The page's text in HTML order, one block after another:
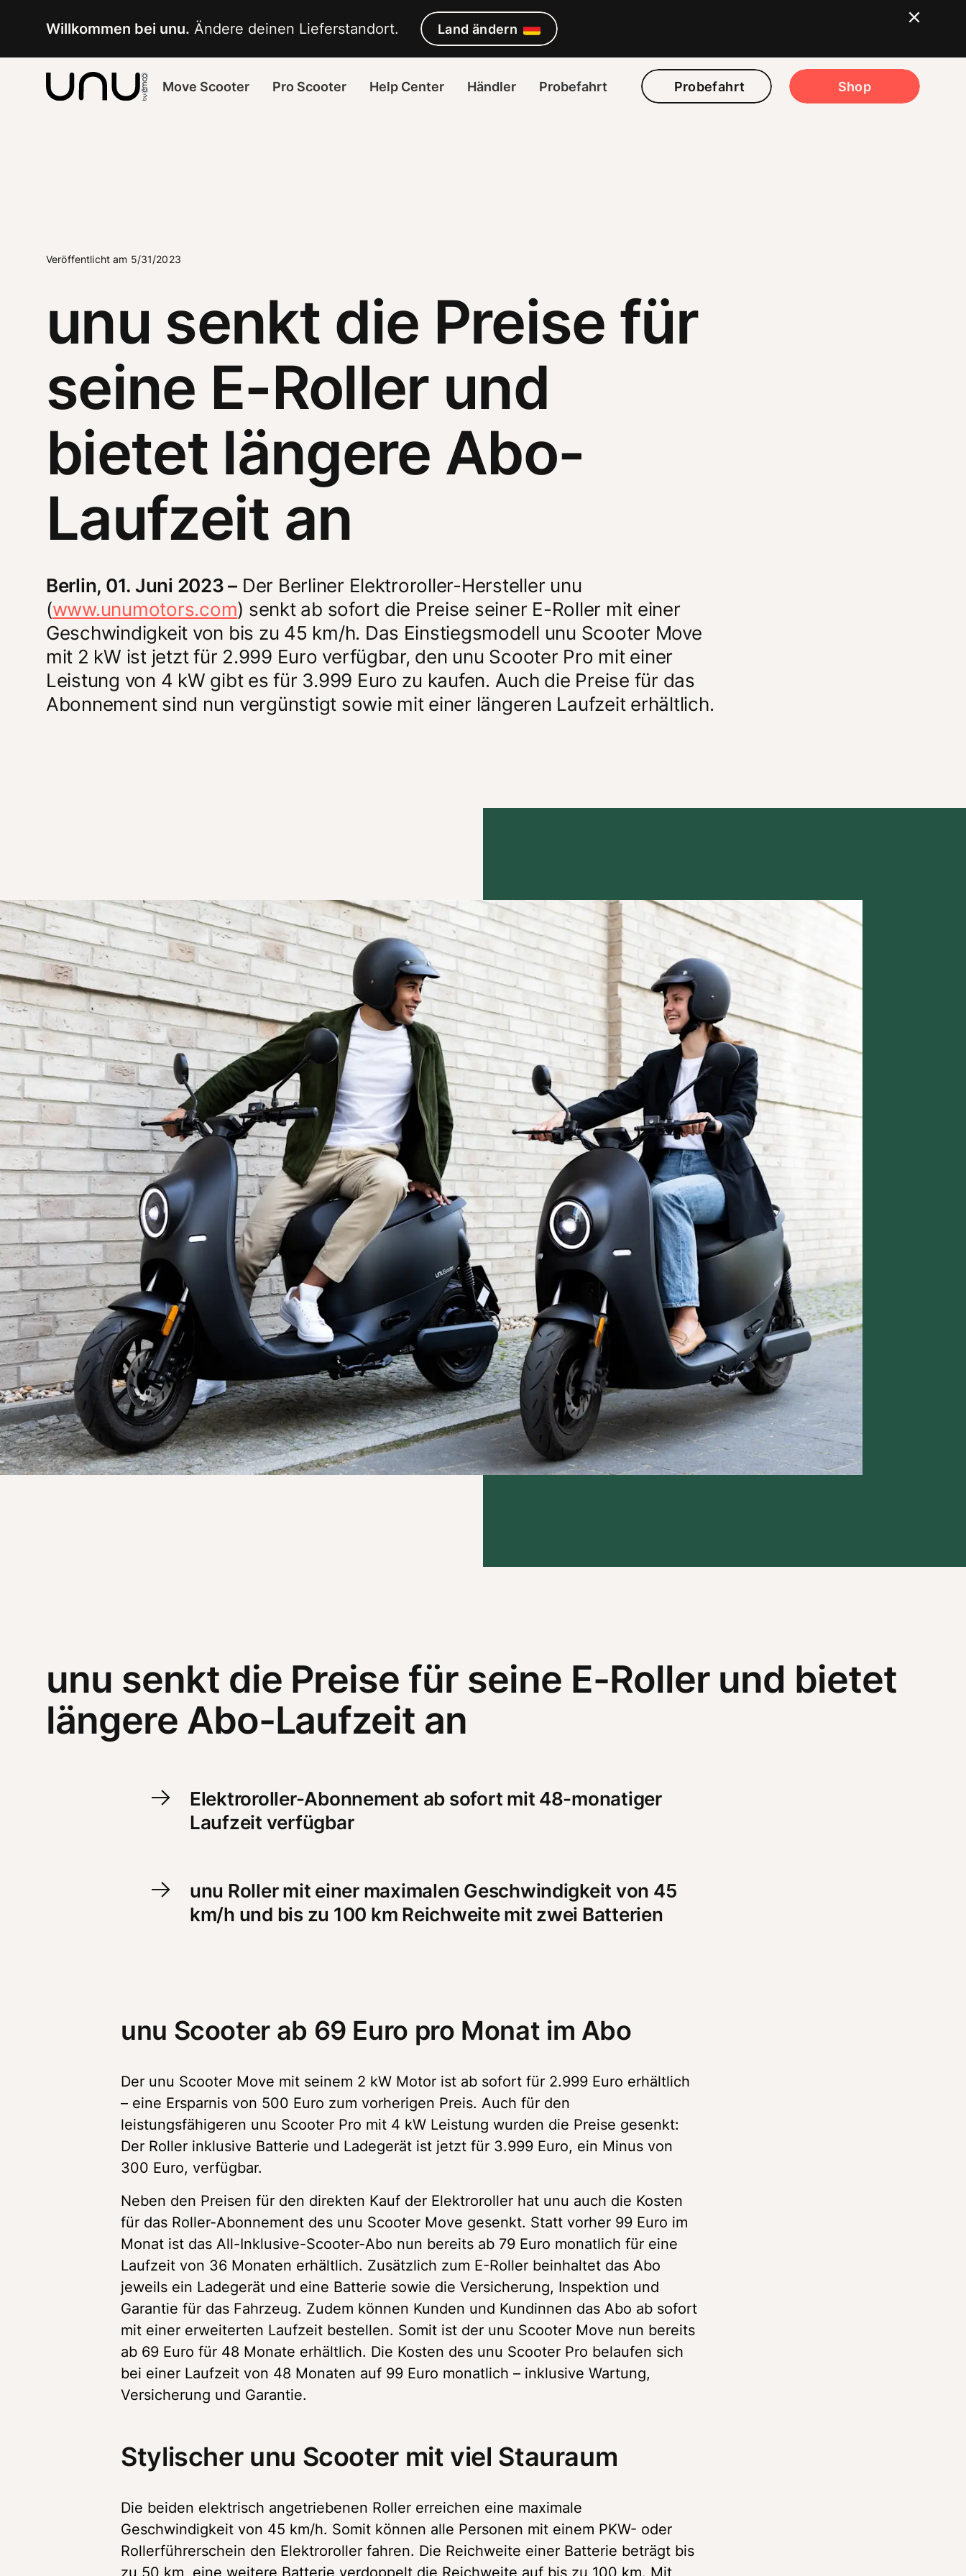
Willkommen bei unu. Ändere deinen Lieferstandort. Land ändern
Move Scooter Pro Scooter Help Center Händler Probefahrt Probefahrt Shop
Veröffentlicht am 5/31/2023
unu senkt die Preise für
seine E-Roller und
bietet längere Abo-
Laufzeit an
Berlin, 01. Juni 2023 – Der Berliner Elektroroller-Hersteller unu
(www.unumotors.com) senkt ab sofort die Preise seiner E-Roller mit einer
Geschwindigkeit von bis zu 45 km/h. Das Einstiegsmodell unu Scooter Move
mit 2 kW ist jetzt für 2.999 Euro verfügbar, den unu Scooter Pro mit einer
Leistung von 4 kW gibt es für 3.999 Euro zu kaufen. Auch die Preise für das
Abonnement sind nun vergünstigt sowie mit einer längeren Laufzeit erhältlich.
unu senkt die Preise für seine E-Roller und bietet
längere Abo-Laufzeit an
Elektroroller-Abonnement ab sofort mit 48-monatiger
Laufzeit verfügbar
unu Roller mit einer maximalen Geschwindigkeit von 45
km/h und bis zu 100 km Reichweite mit zwei Batterien
unu Scooter ab 69 Euro pro Monat im Abo
Der unu Scooter Move mit seinem 2 kW Motor ist ab sofort für 2.999 Euro erhältlich
– eine Ersparnis von 500 Euro zum vorherigen Preis. Auch für den
leistungsfähigeren unu Scooter Pro mit 4 kW Leistung wurden die Preise gesenkt:
Der Roller inklusive Batterie und Ladegerät ist jetzt für 3.999 Euro, ein Minus von
300 Euro, verfügbar.
Neben den Preisen für den direkten Kauf der Elektroroller hat unu auch die Kosten
für das Roller-Abonnement des unu Scooter Move gesenkt. Statt vorher 99 Euro im
Monat ist das All-Inklusive-Scooter-Abo nun bereits ab 79 Euro monatlich für eine
Laufzeit von 36 Monaten erhältlich. Zusätzlich zum E-Roller beinhaltet das Abo
jeweils ein Ladegerät und eine Batterie sowie die Versicherung, Inspektion und
Garantie für das Fahrzeug. Zudem können Kunden und Kundinnen das Abo ab sofort
mit einer erweiterten Laufzeit bestellen. Somit ist der unu Scooter Move nun bereits
ab 69 Euro für 48 Monate erhältlich. Die Kosten des unu Scooter Pro belaufen sich
bei einer Laufzeit von 48 Monaten auf 99 Euro monatlich – inklusive Wartung,
Versicherung und Garantie.
Stylischer unu Scooter mit viel Stauraum
Die beiden elektrisch angetriebenen Roller erreichen eine maximale
Geschwindigkeit von 45 km/h. Somit können alle Personen mit einem PKW- oder
Rollerführerschein den Elektroroller fahren. Die Reichweite einer Batterie beträgt bis
zu 50 km, eine weitere Batterie verdoppelt die Reichweite auf bis zu 100 km. Mit